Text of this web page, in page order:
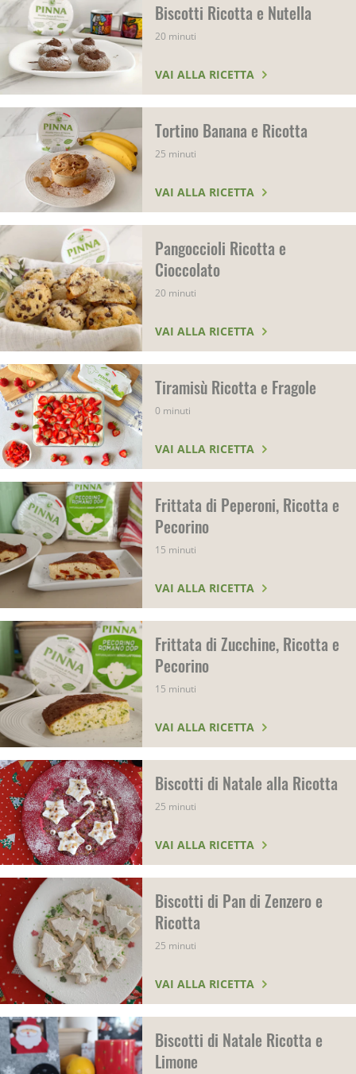
Biscotti Ricotta e Nutella
20 minuti
VAI ALLA RICETTA
Tortino Banana e Ricotta
25 minuti
VAI ALLA RICETTA
Pangoccioli Ricotta e
Cioccolato
20 minuti
VAI ALLA RICETTA
Tiramisù Ricotta e Fragole
0 minuti
VAI ALLA RICETTA
Frittata di Peperoni, Ricotta e
Pecorino
15 minuti
VAI ALLA RICETTA
Frittata di Zucchine, Ricotta e
Pecorino
15 minuti
VAI ALLA RICETTA
Biscotti di Natale alla Ricotta
25 minuti
VAI ALLA RICETTA
Biscotti di Pan di Zenzero e
Ricotta
25 minuti
VAI ALLA RICETTA
Biscotti di Natale Ricotta e
Limone